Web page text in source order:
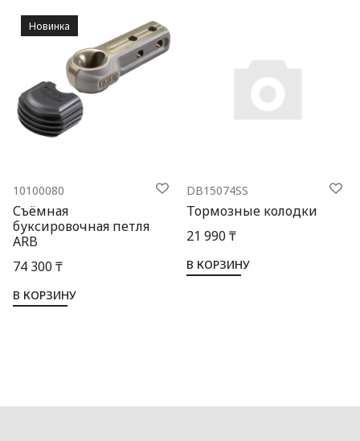
10100080
Съёмная
буксировочная петля
ARB
74 300 ₸
В КОРЗИНУ
Новинка
DB15074SS
Тормозные колодки
21 990 ₸
В КОРЗИНУ